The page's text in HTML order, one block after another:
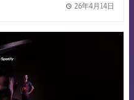
26年4月14日
FCB Barcelona badge